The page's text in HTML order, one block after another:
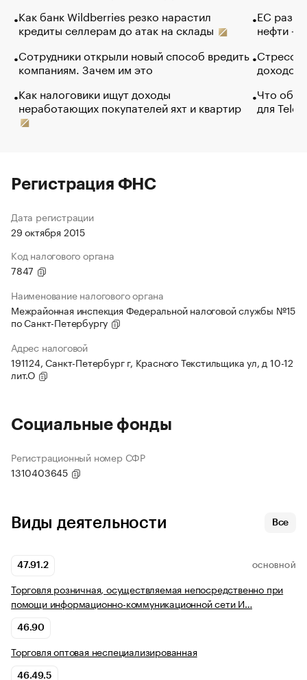
Как банк Wildberries резко нарастил
кредиты селлерам до атак на склады
Сотрудники открыли новый способ вредить
компаниям. Зачем им это
Как налоговики ищут доходы
неработающих покупателей яхт и квартир
ЕС
нефти —
Стресс
доходов
Что
для
Регистрация ФНС
Дата регистрации
29 октября 2015
Код налогового органа
7847
Наименование налогового органа
Межрайонная инспекция Федеральной налоговой службы №15
по Санкт-Петербургу
Адрес налоговой
191124, Санкт-Петербург г, Красного Текстильщика ул, д 10-12
лит.О
Социальные фонды
Регистрационный номер СФР
1310403645
Виды деятельности Все
47.91.2 ОСНОВНОЙ
Торговля розничная, осуществляемая непосредственно при
помощи информационно-коммуникационной сети И…
46.90
Торговля оптовая неспециализированная
46.49.5